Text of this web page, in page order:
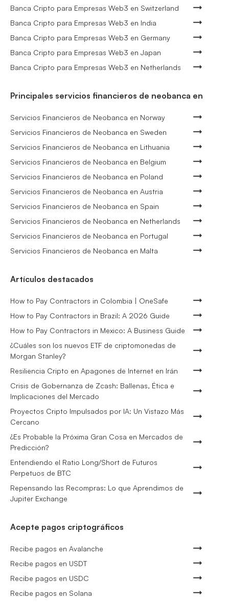
Banca Cripto para Empresas Web3 en Switzerland
Banca Cripto para Empresas Web3 en India
Banca Cripto para Empresas Web3 en Germany
Banca Cripto para Empresas Web3 en Japan
Banca Cripto para Empresas Web3 en Netherlands
Principales servicios financieros de neobanca en
Servicios Financieros de Neobanca en Norway
Servicios Financieros de Neobanca en Sweden
Servicios Financieros de Neobanca en Lithuania
Servicios Financieros de Neobanca en Belgium
Servicios Financieros de Neobanca en Poland
Servicios Financieros de Neobanca en Austria
Servicios Financieros de Neobanca en Spain
Servicios Financieros de Neobanca en Netherlands
Servicios Financieros de Neobanca en Portugal
Servicios Financieros de Neobanca en Malta
Artículos destacados
How to Pay Contractors in Colombia | OneSafe
How to Pay Contractors in Brazil: A 2026 Guide
How to Pay Contractors in Mexico: A Business Guide
¿Cuáles son los nuevos ETF de criptomonedas de
Morgan Stanley?
Resiliencia Cripto en Apagones de Internet en Irán
Crisis de Gobernanza de Zcash: Ballenas, Ética e
Implicaciones del Mercado
Proyectos Cripto Impulsados por IA: Un Vistazo Más
Cercano
¿Es Probable la Próxima Gran Cosa en Mercados de
Predicción?
Entendiendo el Ratio Long/Short de Futuros
Perpetuos de BTC
Repensando las Recompras: Lo que Aprendimos de
Jupiter Exchange
Acepte pagos criptográficos
Recibe pagos en Avalanche
Recibe pagos en USDT
Recibe pagos en USDC
Recibe pagos en Solana